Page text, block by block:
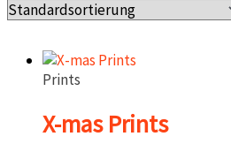
Prints
X-mas Prints